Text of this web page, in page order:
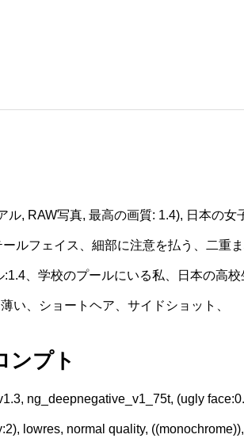
ル, RAW写真, 最高の画質: 1.4), 日本の
ルフェイス、細部に注意を払う、二重
、学校のプールにいる私、日本の高
い、ショートヘア、サイドショット、
ンプト
ng_deepnegative_v1_75t, (ugly
lowres, normal quality,